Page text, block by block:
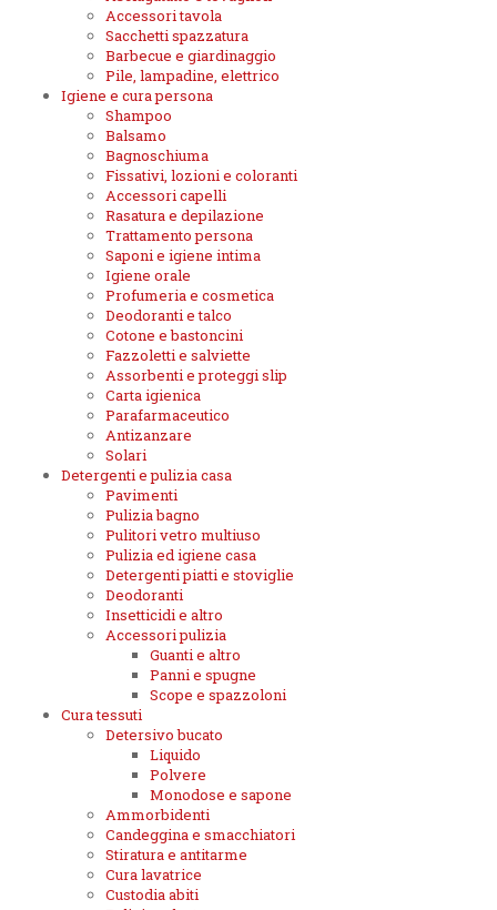
Accessori tavola
Sacchetti spazzatura
Barbecue e giardinaggio
Pile, lampadine, elettrico
Igiene e cura persona
Shampoo
Balsamo
Bagnoschiuma
Fissativi, lozioni e coloranti
Accessori capelli
Rasatura e depilazione
Trattamento persona
Saponi e igiene intima
Igiene orale
Profumeria e cosmetica
Deodoranti e talco
Cotone e bastoncini
Fazzoletti e salviette
Assorbenti e proteggi slip
Carta igienica
Parafarmaceutico
Antizanzare
Solari
Detergenti e pulizia casa
Pavimenti
Pulizia bagno
Pulitori vetro multiuso
Pulizia ed igiene casa
Detergenti piatti e stoviglie
Deodoranti
Insetticidi e altro
Accessori pulizia
Guanti e altro
Panni e spugne
Scope e spazzoloni
Cura tessuti
Detersivo bucato
Liquido
Polvere
Monodose e sapone
Ammorbidenti
Candeggina e smacchiatori
Stiratura e antitarme
Cura lavatrice
Custodia abiti